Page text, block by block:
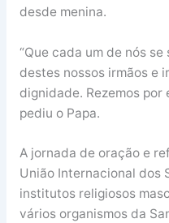
desde menina.
“Que cada um de nós
destes nossos irmãos e
dignidade. Rezemos por
pediu o Papa.
A jornada de oração e
União Internacional dos
institutos religiosos
vários organismos da